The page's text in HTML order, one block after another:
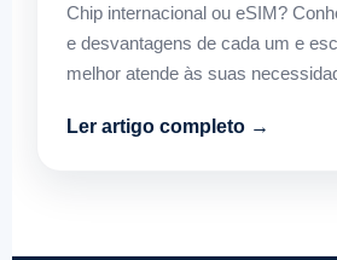
Chip internacional ou eSIM?
e desvantagens de cada um e
melhor atende às suas
Ler artigo completo →